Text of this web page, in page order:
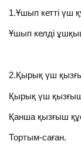
1.Ұшып
Ұшып
2.Қырық үш
Қырық үш
Қанша
Тортым-саған.